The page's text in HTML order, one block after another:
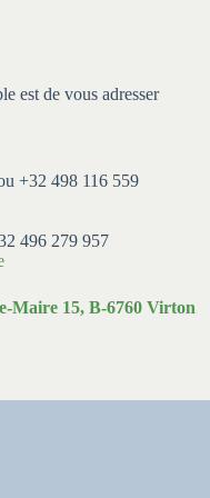
est de vous adresser
+32 498 116 559
496 279 957
Maire 15, B-6760 Virton